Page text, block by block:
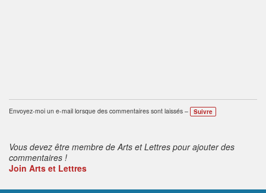
Envoyez-moi un e-mail lorsque des commentaires sont laissés – Suivre
Vous devez être membre de Arts et Lettres pour ajouter des
commentaires !
Join Arts et Lettres